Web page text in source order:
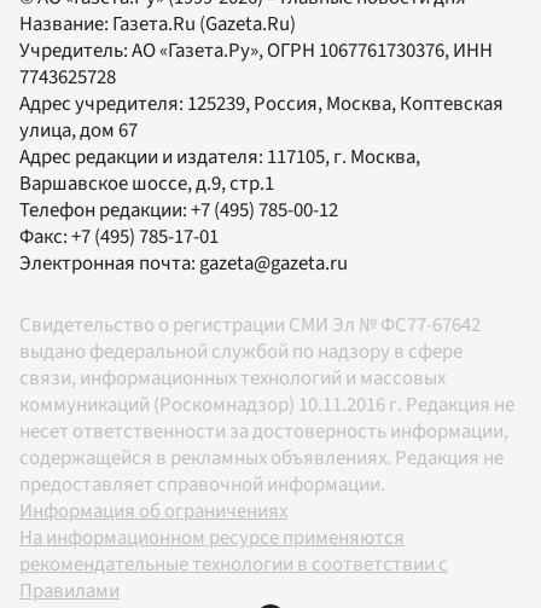
Название: Газета.Ru (Gazeta.Ru)
Учредитель:АО «Газета.Ру», ОГРН 1067761730376, ИНН
7743625728
Адрес учредителя: 125239, Россия, Москва, Коптевская
улица, дом 67
Адрес редакции и издателя: 117105, г. Москва,
Варшавское шоссе, д.9, стр.1
Телефон редакции:+7 (495) 785-00-12
Факс:+7 (495) 785-17-01
Электронная почта: gazeta@gazeta.ru
Свидетельство о регистрации СМИ Эл № ФС77-67642
выдано федеральной службой по надзору в сфере
связи, информационных технологий и массовых
коммуникаций (Роскомнадзор) 10.11.2016 г. Редакция не
несет ответственности за достоверность информации,
содержащейся в рекламных объявлениях. Редакция не
предоставляет справочной информации.
Информация об ограничениях
На информационном ресурсе применяются
рекомендательные технологии в соответствии с
Правилами